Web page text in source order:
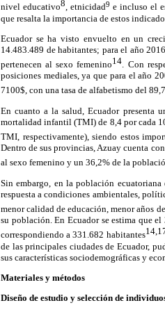
nivel educativo8, etnicidad9 e incluso el
que resalta la importancia de estos
Ecuador se ha visto envuelto en un
14.483.489 de habitantes; para el año
pertenecen al sexo femenino14. Con
posiciones mediales, ya que para el año
7100$, con una tasa de alfabetismo del
En cuanto a la salud, Ecuador presenta
mortalidad infantil (TMI) de 8,4 por cada
TMI, respectivamente), siendo estos
Dentro de sus provincias, Azuay cuenta
al sexo femenino y un 36,2% de la
Sin embargo, en la población
respuesta a condiciones ambientales,
menor calidad de educación, menor años
su población. En Ecuador se estima que
correspondiendo a 331.682 habitantes
de las principales ciudades de Ecuador,
sus características sociodemográficas y
Materiales y métodos
Diseño de estudio y selección de